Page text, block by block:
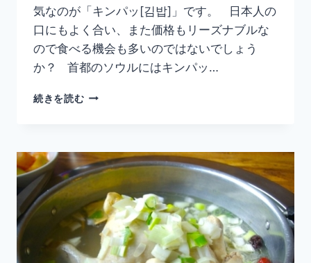
気なのが「キンパッ[김밥]」です。 日本人の
口にもよく合い、また価格もリーズナブルな
ので食べる機会も多いのではないでしょう
か？ 首都のソウルにはキンパッ…
続きを読む韓
ウ
ル
で
キ
ン
パ
が